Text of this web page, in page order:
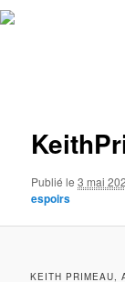
Publié le3 mai
espoirs
KEITH PRIMEAU,